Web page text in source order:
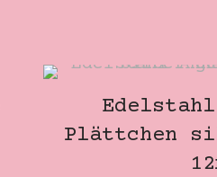
Edelstahl
Plättchen